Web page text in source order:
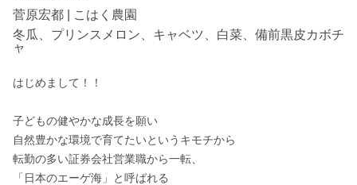
菅原宏都 | こはく農園
冬瓜、プリンスメロン、キャベツ、白菜、備前黒皮カボチ
ャ
はじめまして！！
子どもの健やかな成長を願い
自然豊かな環境で育てたいというキモチから
転勤の多い証券会社営業職から一転、
「日本のエーゲ海」と呼ばれる